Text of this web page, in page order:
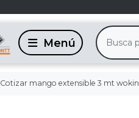
Cotizar mango extensible 3 mt wokin